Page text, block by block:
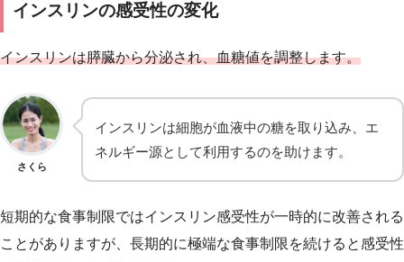
インスリンの感受性の変化
インスリンは膵臓から分泌され、血糖値を調整します。
さくら
インスリンは細胞が血液中の糖を取り込み、エ
ネルギー源として利用するのを助けます。
短期的な食事制限ではインスリン感受性が一時的に改善される
ことがありますが、長期的に極端な食事制限を続けると感受性